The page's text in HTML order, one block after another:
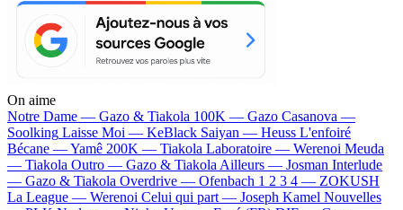
On aime
Notre Dame — Gazo & Tiakola 100K — Gazo Casanova —
Soolking Laisse Moi — KeBlack Saiyan — Heuss L'enfoiré
Bécane —Yamê 200K — Tiakola Laboratoire — Werenoi Meuda
— Tiakola Outro — Gazo & Tiakola Ailleurs — Josman Interlude
— Gazo & Tiakola Overdrive — Ofenbach 1 2 3 4 — ZOKUSH
La League — Werenoi Celui qui part — Joseph Kamel Nouvelles